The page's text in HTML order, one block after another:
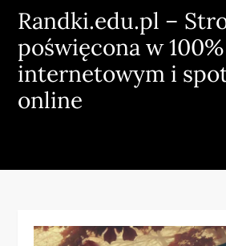
Skip
content
Randki.edu.pl –
poświęcona w
internetowym i
online